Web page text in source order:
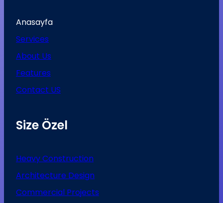
Anasayfa
Services
About Us
Features
Contact US
Size Özel
Heavy Construction
Architecture Design
Commercial Projects